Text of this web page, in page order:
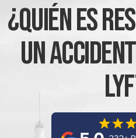
¿Quién Es
Un